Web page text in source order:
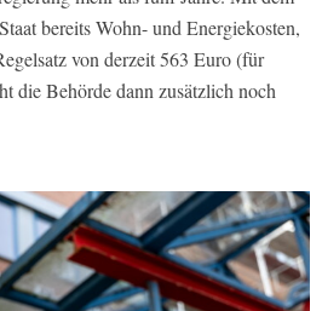
bereits Wohn- und Energiekosten,
von derzeit 563 Euro (für
die Behörde dann zusätzlich noch